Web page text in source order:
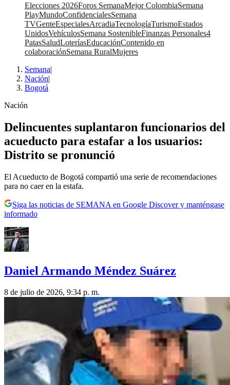
Elecciones 2026Foros SemanaMejor ColombiaSemana
PlayMundoConfidencialesSemana
TVGenteEspecialesArcadiaTecnologíaTurismoEstados
UnidosVehículosSemana SostenibleFinanzas Personales4
PatasSaludLoteríasEducaciónContenido en
colaboraciónSemana RuralMujeres
Semana|
Nación|
Bogotá
Nación
Delincuentes suplantaron funcionarios del
acueducto para estafar a los usuarios:
Distrito se pronunció
El Acueducto de Bogotá compartió una serie de recomendaciones
para no caer en la estafa.
Siga las noticias de SEMANA en Google Discover y manténgase
informado
Daniel Armando Méndez Suárez
8 de julio de 2026, 9:34 p. m.